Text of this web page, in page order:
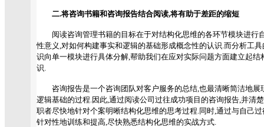
二.将咨询书籍和咨询报告结合阅读,将有助于差距的缩短
阅读咨询管理书籍的目标在于对结构化思维的各环节模块进行
性意义,对如何构建事实和逻辑的基础形成概念性的认识.而分析工
识向单一模块进行具体分解,帮助我们在应对实际问题方面建立起
识.
咨询报告是一个咨询团队对客户服务的总结,也最清晰简洁地展
逻辑基础的过程.因此,通过阅读公司过往成功项目的咨询报告,并清
职者尽快地针对个案明晰结构化思维的思考过程.同时,通过与自己
针对性地训练和提高,尽快熟悉结构化思维的实战方式.